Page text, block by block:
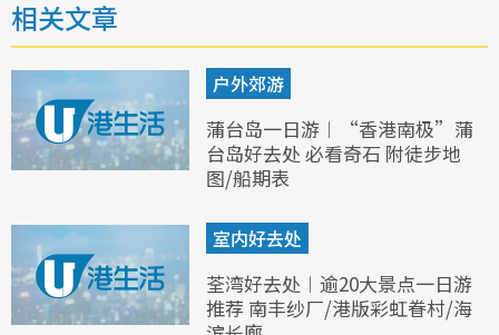
相关文章
户外郊游
蒲台岛一日游︱“香港南极”蒲
台岛好去处 必看奇石 附徒步地
图/船期表
室内好去处
荃湾好去处︱逾20大景点一日游
推荐 南丰纱厂/港版彩虹眷村/海